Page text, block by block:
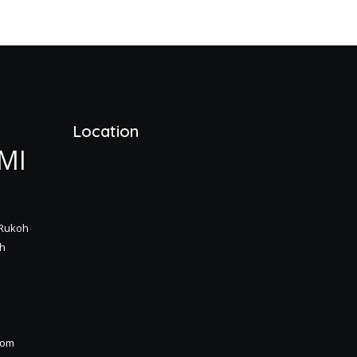
Location